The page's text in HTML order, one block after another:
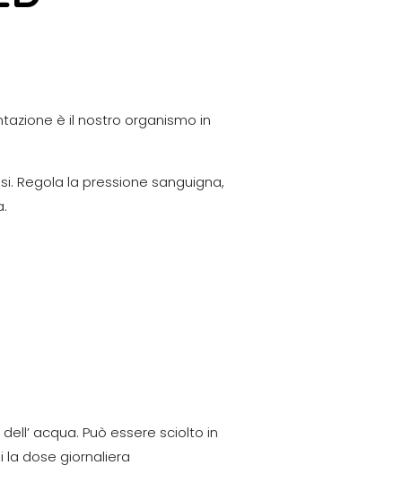
è il nostro organismo in
Regola la pressione sanguigna,
acqua. Può essere sciolto in
la dose giornaliera